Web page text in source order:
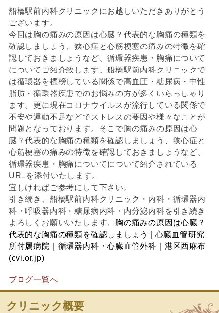
船橋駅前内科クリニックにお越しいただきありがとう
ございます。
今回は胸の痛みの原因は心臓？代表的な胸痛の種類を
確認しましょう、狭心症と心筋梗塞の痛みの特徴を確
認しておきましょうなど、循環器疾患・胸痛について
についてご紹介致します。船橋駅前内科クリニックで
は循環器を標榜している関係で高血圧・糖尿病・中性
脂肪・循環器疾患でのお悩みの方が多くいらっしゃり
ます。更に現在コロナウイルスが流行している関係で
不安や運動不足などでストレスの要因や様々なことが
問題となっております。そこで胸の痛みの原因は心
臓？代表的な胸痛の種類を確認しましょう、狭心症と
心筋梗塞の痛みの特徴を確認しておきましょうなど、
循環器疾患・胸痛についてについて紹介されている
URLを添付いたします。
宜しければご参考にして下さい。
引き続き、船橋駅前内科クリニック・内科・循環器内
科・呼吸器内科・糖尿病内科・内分泌内科を引き続き
よろしくお願いいたします。 胸の痛みの原因は心臓？
代表的な胸痛の種類を確認しましょう | 心臓血管研究
所付属病院｜循環器内科・心臓血管外科｜港区西麻布
(cvi.or.jp)
ブログ一覧へ
クリニック概要